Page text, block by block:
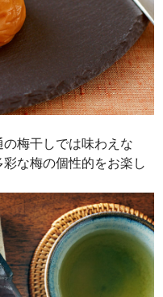
梅干しでは味わえな
な梅の個性的をお楽し